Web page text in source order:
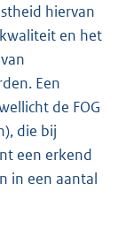
hiervan
en het
Een
de FOG
die bij
een erkend
in een aantal